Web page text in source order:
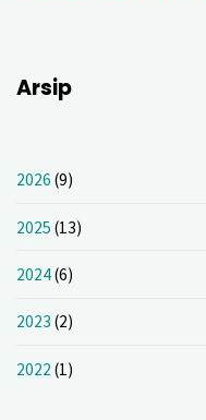
Arsip
2026 (9)
2025 (13)
2024(6)
2023 (2)
2022 (1)